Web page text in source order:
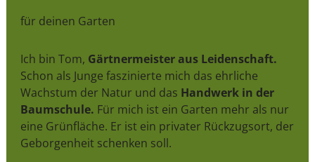
für deinen Garten
Ich bin Tom, Gärtnermeister aus Leidenschaft.
Schon als Junge faszinierte mich das ehrliche
Wachstum der Natur und das Handwerk in der
Baumschule. Für mich ist ein Garten mehr als nur
eine Grünfläche. Er ist ein privater Rückzugsort, der
Geborgenheit schenken soll.